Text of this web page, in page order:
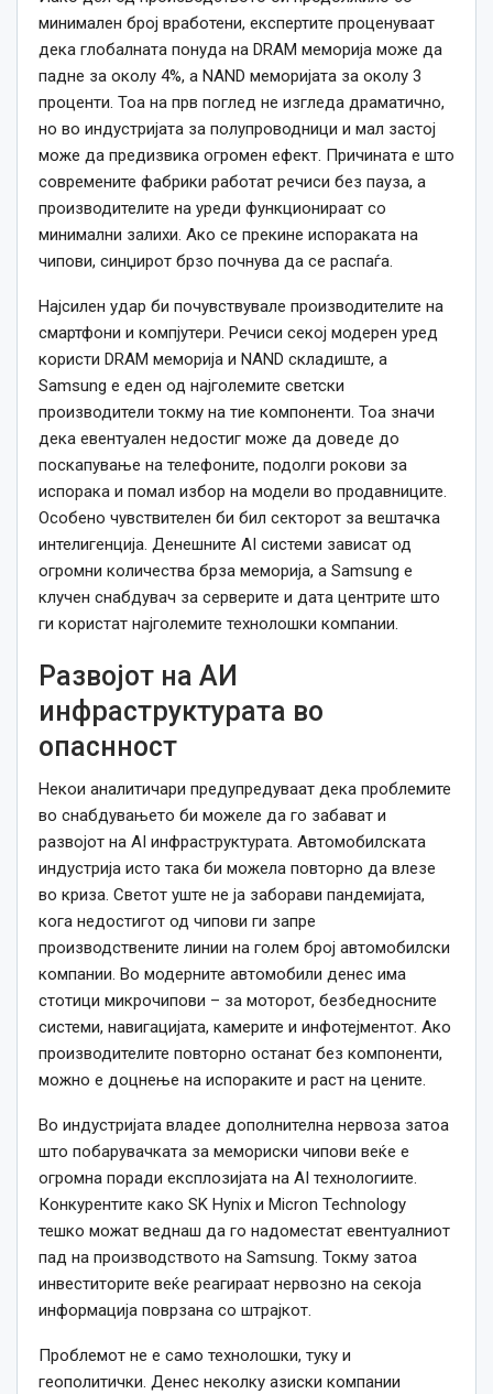
минимален број вработени, експертите проценуваат
дека глобалната понуда на DRAM меморија може да
падне за околу 4%, а NAND меморијата за околу 3
проценти. Тоа на прв поглед не изгледа драматично,
но во индустријата за полупроводници и мал застој
може да предизвика огромен ефект. Причината е што
современите фабрики работат речиси без пауза, а
производителите на уреди функционираат со
минимални залихи. Ако се прекине испораката на
чипови, синџирот брзо почнува да се распаѓа.
Најсилен удар би почувствувале производителите на
смартфони и компјутери. Речиси секој модерен уред
користи DRAM меморија и NAND складиште, а
Samsung е еден од најголемите светски
производители токму на тие компоненти. Тоа значи
дека евентуален недостиг може да доведе до
поскапување на телефоните, подолги рокови за
испорака и помал избор на модели во продавниците.
Особено чувствителен би бил секторот за вештачка
интелигенција. Денешните AI системи зависат од
огромни количества брза меморија, а Samsung е
клучен снабдувач за серверите и дата центрите што
ги користат најголемите технолошки компании.
Развојот на АИ
инфраструктурата во
опаснност
Некои аналитичари предупредуваат дека проблемите
во снабдувањето би можеле да го забават и
развојот на AI инфраструктурата. Автомобилската
индустрија исто така би можела повторно да влезе
во криза. Светот уште не ја заборави пандемијата,
кога недостигот од чипови ги запре
производствените линии на голем број автомобилски
компании. Во модерните автомобили денес има
стотици микрочипови – за моторот, безбедносните
системи, навигацијата, камерите и инфотејментот. Ако
производителите повторно останат без компоненти,
можно е доцнење на испораките и раст на цените.
Во индустријата владее дополнителна нервоза затоа
што побарувачката за мемориски чипови веќе е
огромна поради експлозијата на AI технологиите.
Конкурентите како SK Hynix и Micron Technology
тешко можат веднаш да го надоместат евентуалниот
пад на производството на Samsung. Токму затоа
инвеститорите веќе реагираат нервозно на секоја
информација поврзана со штрајкот.
Проблемот не е само технолошки, туку и
геополитички. Денес неколку азиски компании